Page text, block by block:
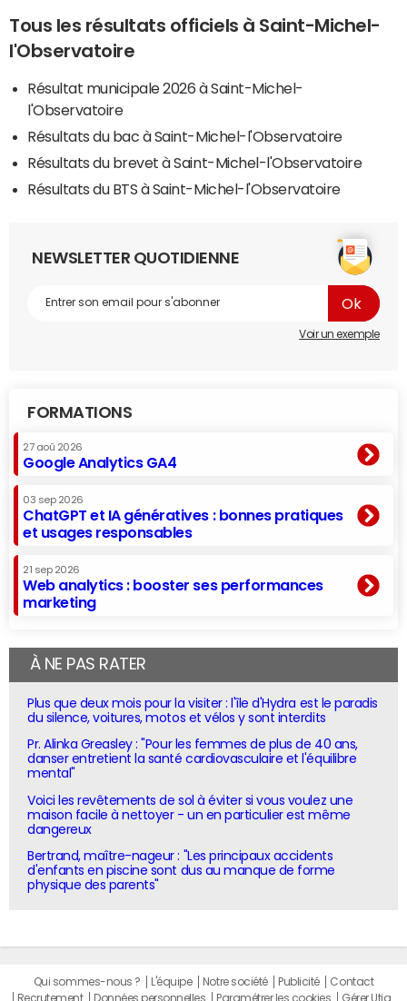
Tous les résultats officiels à Saint-Michel-
l'Observatoire
Résultat municipale 2026 à Saint-Michel-
l'Observatoire
Résultats du bac à Saint-Michel-l'Observatoire
Résultats du brevet à Saint-Michel-l'Observatoire
Résultats du BTS à Saint-Michel-l'Observatoire
NEWSLETTER QUOTIDIENNE
Voir un exemple
FORMATIONS
27 aoû 2026
Google Analytics GA4
03 sep 2026
ChatGPT et IA génératives : bonnes pratiques
et usages responsables
21 sep 2026
Web analytics : booster ses performances
marketing
À NE PAS RATER
Plus que deux mois pour la visiter : l'île d'Hydra est le paradis
du silence, voitures, motos et vélos y sont interdits
Pr. Alinka Greasley : "Pour les femmes de plus de 40 ans,
danser entretient la santé cardiovasculaire et l'équilibre
mental"
Voici les revêtements de sol à éviter si vous voulez une
maison facile à nettoyer - un en particulier est même
dangereux
Bertrand, maître-nageur : "Les principaux accidents
d'enfants en piscine sont dus au manque de forme
physique des parents"
Qui sommes-nous ? L'équipe Notre société Publicité
Contact
Recrutement
Données personnelles Paramétrer les cookies Gérer Utiq